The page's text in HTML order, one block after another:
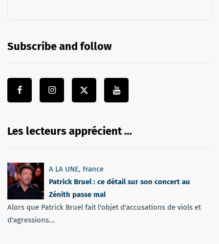
Subscribe and follow
Les lecteurs apprécient …
A LA UNE, France
Patrick Bruel : ce détail sur son concert au
Zénith passe mal
Alors que Patrick Bruel fait l'objet d'accusations de viols et
d'agressions...